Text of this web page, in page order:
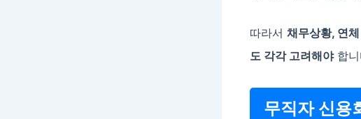
따라서 채무상황, 연
도 각각 고려해야합니
무직자 신용